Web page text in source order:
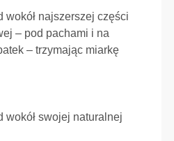
wokół najszerszej części
– pod pachami i na
– trzymając miarkę
wokół swojej naturalnej